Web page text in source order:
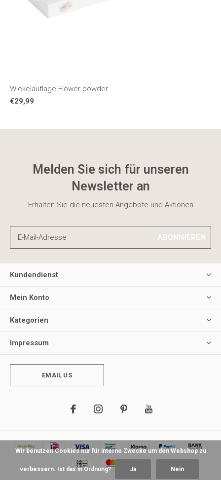
Wickelauflage Flower powder
€29,99
Melden Sie sich für unseren
Newsletter an
Erhalten Sie die neuesten Angebote und Aktionen
ABONNIEREN
Kundendienst
Mein Konto
Kategorien
Impressum
EMAIL US
Wir benutzen Cookies nur für interne Zwecke um den Webshop zu
verbessern. Ist das in Ordnung? Ja Nein